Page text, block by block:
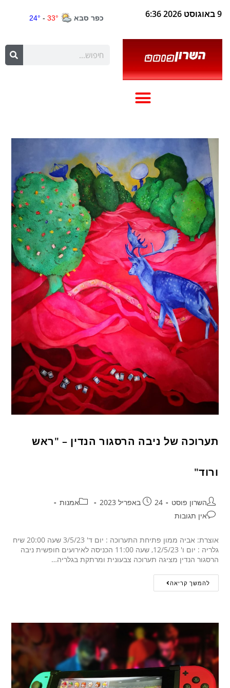
9 באוגוסט 2026 6:36
תערוכה של ניבה הרסגור הנדין – "ראש
ורוד"
השרון פוסט 24 באפריל 2023
אמנות
אין תגובות
אוצרת: אביה ממון פתיחת התערוכה : יום ד' 3/5/23 שעה 20:00 שיח
גלריה : יום ו' 12/5/23, שעה 11:00 הכניסה לאירועים חופשית ניבה
הרסגור הנדין מציגה תערוכה צבעונית ומרתקת בגלריה…
להמשך קריאה